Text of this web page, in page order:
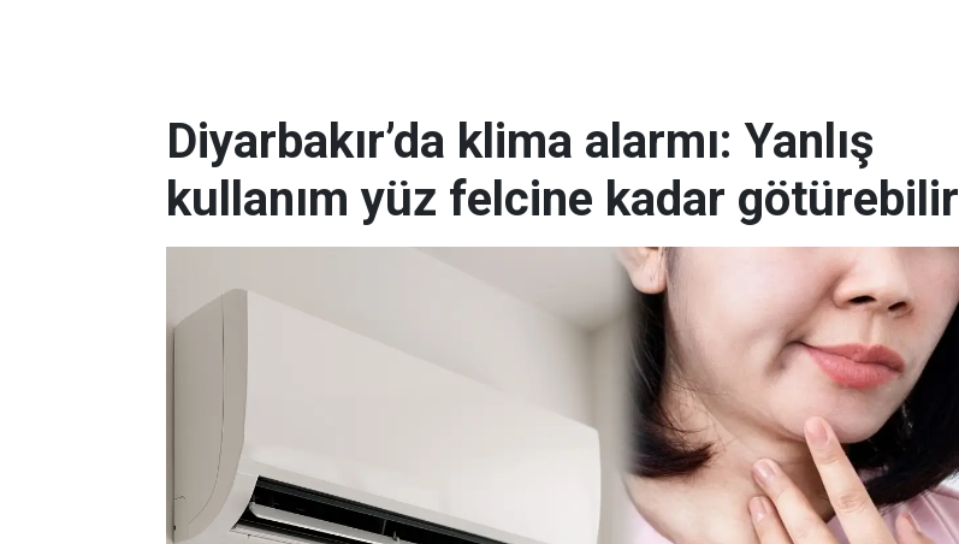
Diyarbakır’da klima alarmı: Yanlış
kullanım yüz felcine kadar götürebilir